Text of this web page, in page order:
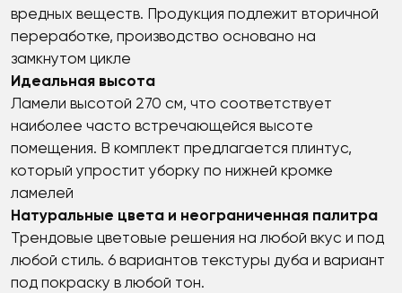
вредных веществ. Продукция подлежит вторичной
переработке, производство основано на
замкнутом цикле
Идеальная высота
Ламели высотой 270 см, что соответствует
наиболее часто встречающейся высоте
помещения. В комплект предлагается плинтус,
который упростит уборку по нижней кромке
ламелей
Натуральные цвета и неограниченная палитра
Трендовые цветовые решения на любой вкус и под
любой стиль. 6 вариантов текстуры дуба и вариант
под покраску в любой тон.